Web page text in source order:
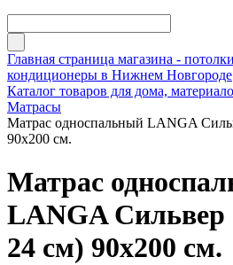
Главная страница магазина -
кондиционеры в Нижнем Новгороде
Каталог товаров для дома,
Матрасы
Матрас односпальный LANGA
90х200 см.
Матрас
LANGA
24 см) 90х200 см.